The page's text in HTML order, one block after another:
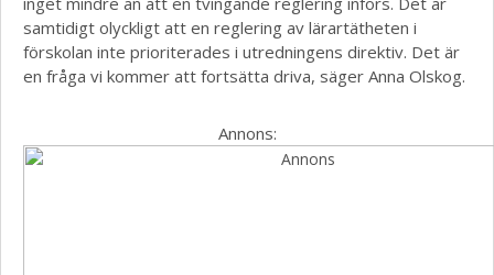
samtidigt olyckligt att en reglering av lärartätheten i
förskolan inte prioriterades i utredningens direktiv. Det är
en fråga vi kommer att fortsätta driva, säger Anna Olskog.
Annons: